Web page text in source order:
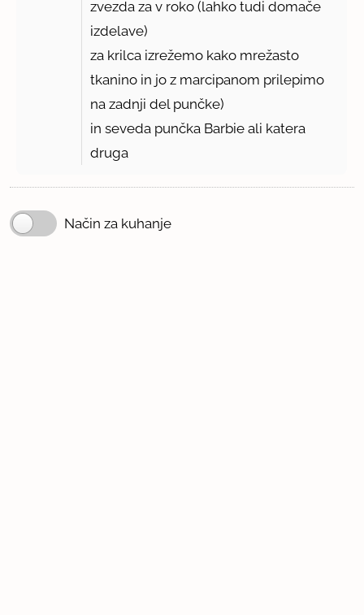
zvezda za v roko (lahko tudi domače
izdelave)
za krilca izrežemo kako mrežasto
tkanino in jo z marcipanom prilepimo
na zadnji del punčke)
in seveda punčka Barbie ali katera
druga
Način za kuhanje